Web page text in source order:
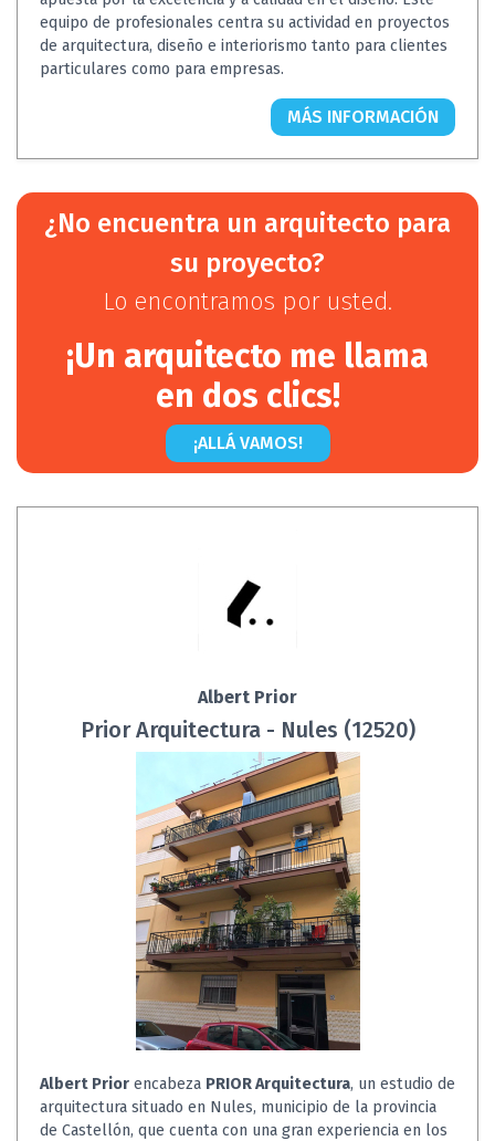
equipo de profesionales centra su actividad en proyectos
de arquitectura, diseño e interiorismo tanto para clientes
particulares como para empresas.
MÁS INFORMACIÓN
¿No encuentra un arquitecto para
su proyecto?
Lo encontramos por usted.
¡Un arquitecto me llama
en dos clics!
¡ALLÁ VAMOS!
Albert Prior
Prior Arquitectura - Nules (12520)
Albert Prior encabeza PRIOR Arquitectura, un estudio de
arquitectura situado en Nules, municipio de la provincia
de Castellón, que cuenta con una gran experiencia en los